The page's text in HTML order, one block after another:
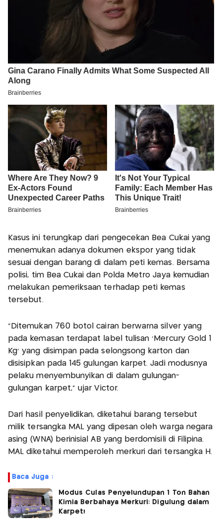
Kasus ini terungkap dari pengecekan Bea Cukai yang
menemukan adanya dokumen ekspor yang tidak
sesuai dengan barang di dalam peti kemas. Bersama
polisi, tim Bea Cukai dan Polda Metro Jaya kemudian
melakukan pemeriksaan terhadap peti kemas
tersebut.
"Ditemukan 760 botol cairan berwarna silver yang
pada kemasan terdapat label tulisan 'Mercury Gold 1
Kg' yang disimpan pada selongsong karton dan
disisipkan pada 145 gulungan karpet. Jadi modusnya
pelaku menyembunyikan di dalam gulungan-
gulungan karpet," ujar Victor.
Dari hasil penyelidikan, diketahui barang tersebut
milik tersangka MAL yang dipesan oleh warga negara
asing (WNA) berinisial AB yang berdomisili di Filipina.
MAL diketahui memperoleh merkuri dari tersangka H.
Baca Juga :
Modus Culas Penyelundupan 1 Ton Bahan
Kimia Berbahaya Merkuri: Digulung dalam
Karpet!